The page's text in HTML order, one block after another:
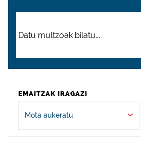
EMAITZAK IRAGAZI
Mota aukeratu